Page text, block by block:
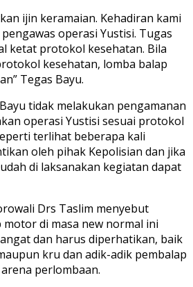
ijin keramaian. Kehadiran kami
operasi Yustisi. Tugas
ketat protokol kesehatan. Bila
kesehatan, lomba balap
Tegas Bayu.
tidak melakukan pengamanan
operasi Yustisi sesuai protokol
terlihat beberapa kali
oleh pihak Kepolisian dan jika
di laksanakan kegiatan dapat
Drs Taslim menyebut
di masa new normal ini
dan harus diperhatikan, baik
kru dan adik-adik pembalap
perlombaan.